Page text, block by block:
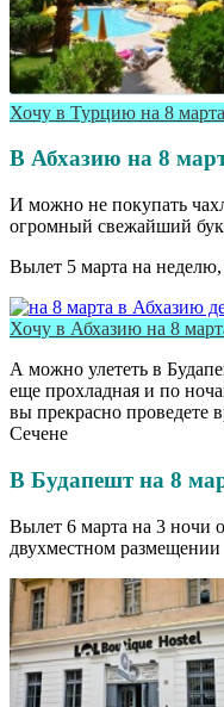
Хочу в Турцию на 8
В Абхазию на 8
И можно не покупать
огромный свежайший
Вылет 5 марта на
Хочу в Абхазию на 8
А можно улететь в
еще прохладная и по
вы прекрасно проведете
Сечене
В Будапешт на 8
Вылет 6 марта на 3 ночи
двухместном размещении